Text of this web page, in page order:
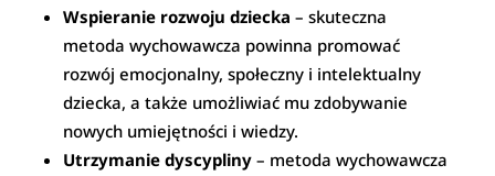
Wspieranie rozwoju dziecka – skuteczna
metoda wychowawcza powinna promować
rozwój emocjonalny, społeczny i intelektualny
dziecka, a także umożliwiać mu zdobywanie
nowych umiejętności i wiedzy.
Utrzymanie dyscypliny – metoda wychowawcza